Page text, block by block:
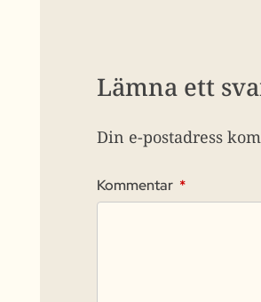
Lämna ett
Din e-postadress
Kommentar *